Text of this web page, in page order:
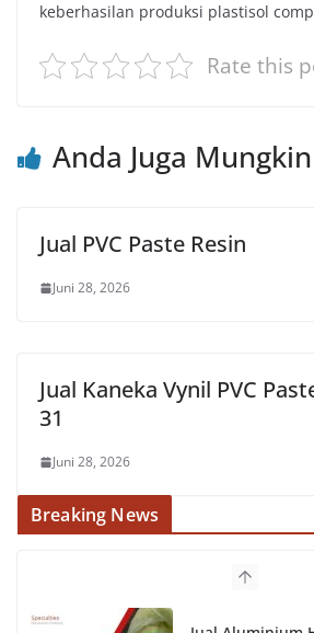
keberhasilan produksi plastisol
Rate this
Anda Juga
Jual PVC Paste Resin
Juni 28, 2026
Jual Kaneka Vynil PVC
31
Juni 28, 2026
Breaking News